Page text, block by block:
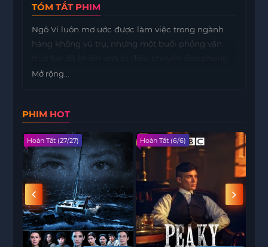
TÓM TẮT PHIM
Ngô Vi luôn mơ ước được làm việc trong ngành
hàng không vũ trụ, nhưng một buổi phỏng vấn
lưu trữ hồ sơ thay vì Trung tâm Điều khiển Bay.
thủ lâu năm của mình là Ứng Tử Kỳ. Tại đây, họ
các sứ mệnh không gian lớn, từ những đối thủ
cạnh tranh gay gắt dần trưởng thành để trở thành
những người đồng đội đáng tin cậy của nhau.
Mở rộng...
PHIM HOT
Hoàn Tất (27/27) Hoàn Tất (6/6)